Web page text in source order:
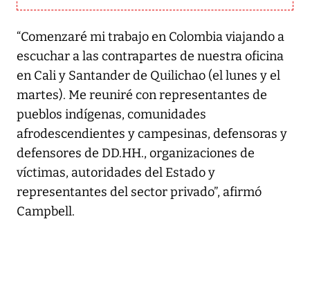
“Comenzaré mi trabajo en Colombia viajando a
escuchar a las contrapartes de nuestra oficina
en Cali y Santander de Quilichao (el lunes y el
martes). Me reuniré con representantes de
pueblos indígenas, comunidades
afrodescendientes y campesinas, defensoras y
defensores de DD.HH., organizaciones de
víctimas, autoridades del Estado y
representantes del sector privado”, afirmó
Campbell.